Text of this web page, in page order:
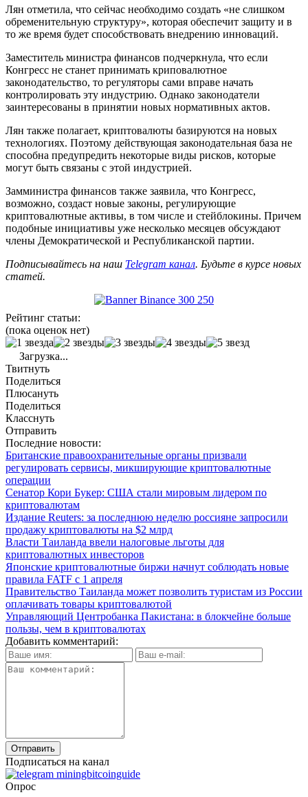
Лян отметила, что сейчас необходимо создать «не слишком
обременительную структуру», которая обеспечит защиту и в
то же время будет способствовать внедрению инноваций.
Заместитель министра финансов подчеркнула, что если
Конгресс не станет принимать криповалютное
законодательство, то регуляторы сами вправе начать
контролировать эту индустрию. Однако законодатели
заинтересованы в принятии новых нормативных актов.
Лян также полагает, криптовалюты базируются на новых
технологиях. Поэтому действующая законодательная база не
способна предупредить некоторые виды рисков, которые
могут быть связаны с этой индустрией.
Замминистра финансов также заявила, что Конгресс,
возможно, создаст новые законы, регулирующие
криптовалютные активы, в том числе и стейблокины. Причем
подобные инициативы уже несколько месяцев обсуждают
члены Демократической и Республиканской партии.
Подписывайтесь на наш Telegram канал. Будьте в курсе новых
статей.
Рейтинг статьи:
(пока оценок нет)
Загрузка...
Твитнуть
Поделиться
Плюсануть
Поделиться
Класснуть
Отправить
Последние новости:
Британские правоохранительные органы призвали
регулировать сервисы, микширующие криптовалютные
операции
Сенатор Кори Букер: США стали мировым лидером по
криптовалютам
Издание Reuters: за последнюю неделю россияне запросили
продажу криптовалюты на $2 млрд
Власти Таиланда ввели налоговые льготы для
криптовалютных инвесторов
Японские криптовалютные биржи начнут соблюдать новые
правила FATF с 1 апреля
Правительство Таиланда может позволить туристам из России
оплачивать товары криптовалютой
Управляющий Центробанка Пакистана: в блокчейне больше
пользы, чем в криптовалютах
Добавить комментарий:
Подписаться на канал
Опрос